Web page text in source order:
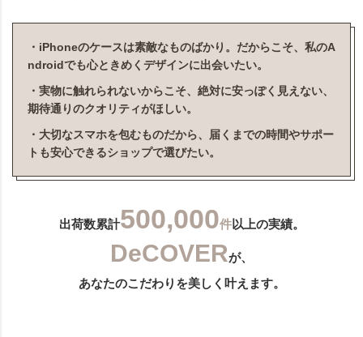
・iPhoneのケースは素敵なものばかり。だからこそ、私のA
ndroidでも心ときめくデザインに出会いたい。
・実物に触れられないからこそ、絶対に安っぽく見えない、
期待通りのクオリティがほしい。
・大切なスマホを包むものだから、届くまでの時間やサポー
トも安心できるショップで選びたい。
出荷数累計500,000件以上の実績。
DeCOVERが、
あなたのこだわりを美しく叶えます。